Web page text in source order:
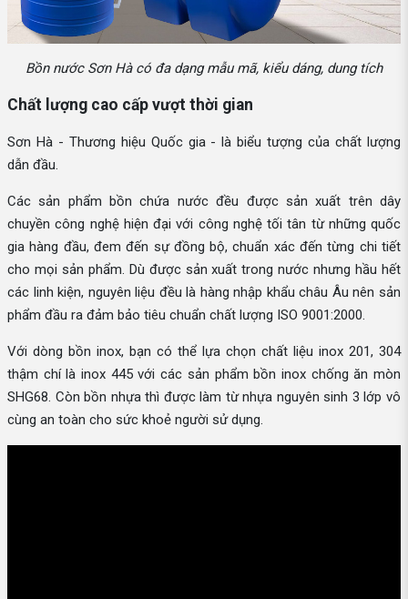
Bồn nước Sơn Hà có đa dạng mẫu mã, kiểu dáng, dung tích
Chất lượng cao cấp vượt thời gian
Sơn Hà - Thương hiệu Quốc gia - là biểu tượng của chất lượng
dẫn đầu.
Các sản phẩm bồn chứa nước đều được sản xuất trên dây
chuyền công nghệ hiện đại với công nghệ tối tân từ những quốc
gia hàng đầu, đem đến sự đồng bộ, chuẩn xác đến từng chi tiết
cho mọi sản phẩm. Dù được sản xuất trong nước nhưng hầu hết
các linh kiện, nguyên liệu đều là hàng nhập khẩu châu Âu nên sản
phẩm đầu ra đảm bảo tiêu chuẩn chất lượng ISO 9001:2000.
Với dòng bồn inox, bạn có thể lựa chọn chất liệu inox 201, 304
thậm chí là inox 445 với các sản phẩm bồn inox chống ăn mòn
SHG68. Còn bồn nhựa thì được làm từ nhựa nguyên sinh 3 lớp vô
cùng an toàn cho sức khoẻ người sử dụng.